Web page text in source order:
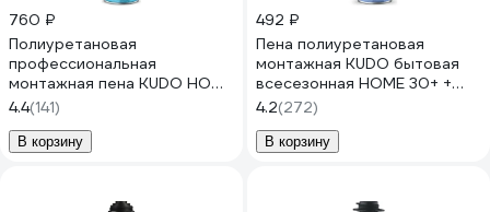
760 ₽
Полиуретановая
профессиональная
монтажная пена KUDO НОМЕ
70 (всесезонная; 1000 мл)
KUPHP10U70
4.4(141)
В корзину
492 ₽
Пена полиуретановая
монтажная KUDO бытовая
всесезонная HOME 30+ +
KUPH10U30+
4.2(272)
В корзину